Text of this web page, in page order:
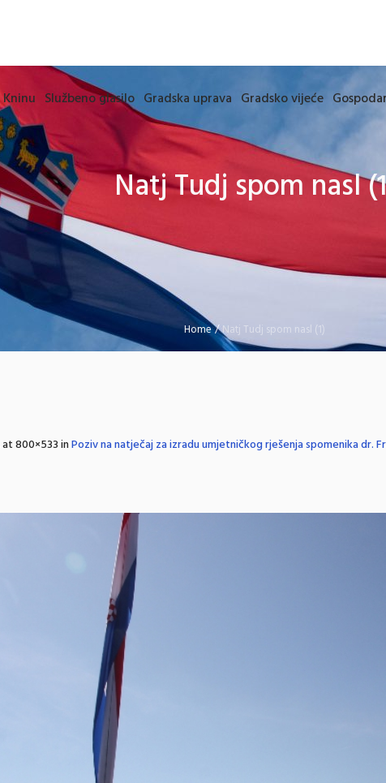
Službeno glasilo Gradska uprava Gradsko vijeće
Natj Tudj spom nasl
Home/Natj Tudj spom nasl (1)
at 800×533 inPoziv na natječaj za izradu umjetničkog rješenja spomenika dr.